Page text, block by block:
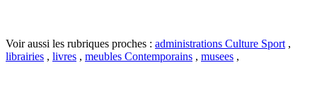
Voir aussi les rubriques proches : administrations Culture Sport ,
librairies , livres , meubles Contemporains , musees ,